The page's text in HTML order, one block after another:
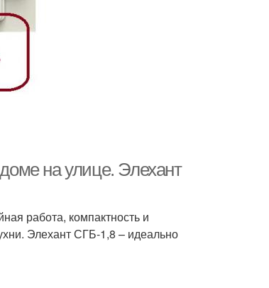
на улице. Элехант
работа, компактность и
Элехант СГБ-1,8 – идеально